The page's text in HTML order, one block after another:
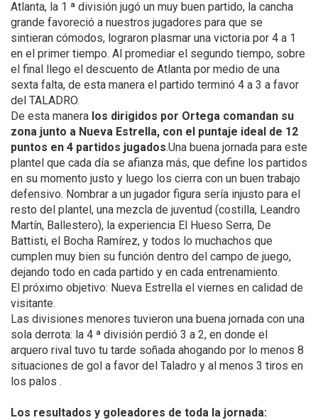
Atlanta, la 1 ª división jugó un muy buen partido, la cancha
grande favoreció a nuestros jugadores para que se
sintieran cómodos, lograron plasmar una victoria por 4 a 1
en el primer tiempo. Al promediar el segundo tiempo, sobre
el final llego el descuento de Atlanta por medio de una
sexta falta, de esta manera el partido terminó 4 a 3 a favor
del TALADRO.
De esta manera los dirigidos por Ortega comandan su
zona junto a Nueva Estrella, con el puntaje ideal de 12
puntos en 4 partidos jugados.Una buena jornada para este
plantel que cada día se afianza más, que define los partidos
en su momento justo y luego los cierra con un buen trabajo
defensivo. Nombrar a un jugador figura sería injusto para el
resto del plantel, una mezcla de juventud (costilla, Leandro
Martín, Ballestero), la experiencia El Hueso Serra, De
Battisti, el Bocha Ramírez, y todos lo muchachos que
cumplen muy bien su función dentro del campo de juego,
dejando todo en cada partido y en cada entrenamiento.
El próximo objetivo: Nueva Estrella el viernes en calidad de
visitante.
Las divisiones menores tuvieron una buena jornada con una
sola derrota: la 4 ª división perdió 3 a 2, en donde el
arquero rival tuvo tu tarde soñada ahogando por lo menos 8
situaciones de gol a favor del Taladro y al menos 3 tiros en
los palos .
Los resultados y goleadores de toda la jornada: